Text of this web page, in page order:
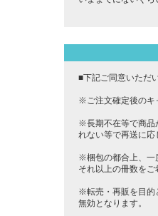
■下記ご同意いただ
※ご注文確定後のキ
※長期不在等で商品
れない等で再送に応
※梱包の都合上、一
それ以上の冊数をご
※転売・再販を目的
無効となります。